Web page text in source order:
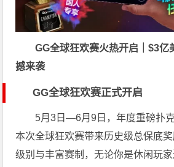
GG全球狂欢赛火热开启｜$3亿
撼来袭
GG全球狂欢赛正式开启
5月3日—6月9日，年度重磅扑
本次全球狂欢赛带来历史级总保底
级别与丰富赛制，无论你是休闲玩